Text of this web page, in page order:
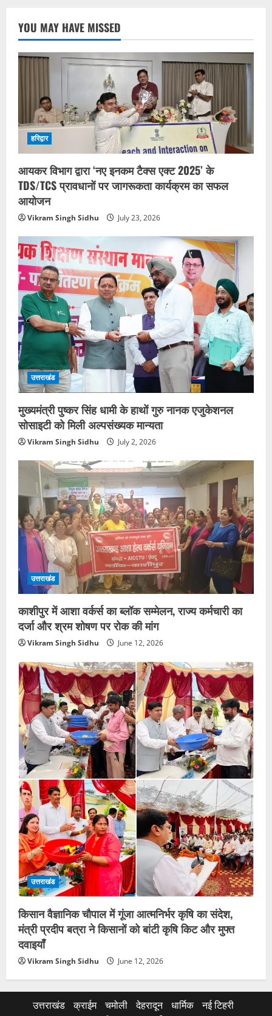
YOU MAY HAVE MISSED
हरिद्वार
आयकर विभाग द्वारा ‘नए इनकम टैक्स एक्ट 2025’ के
TDS/TCS प्रावधानों पर जागरूकता कार्यक्रम का सफल
आयोजन
Vikram Singh Sidhu July 23, 2026
उत्तराखंड
मुख्यमंत्री पुष्कर सिंह धामी के हाथों गुरु नानक एजुकेशनल
सोसाइटी को मिली अल्पसंख्यक मान्यता
Vikram Singh Sidhu July 2, 2026
उत्तराखंड
काशीपुर में आशा वर्कर्स का ब्लॉक सम्मेलन, राज्य कर्मचारी का
दर्जा और श्रम शोषण पर रोक की मांग
Vikram Singh Sidhu June 12, 2026
उत्तराखंड
किसान वैज्ञानिक चौपाल में गूंजा आत्मनिर्भर कृषि का संदेश,
मंत्री प्रदीप बत्रा ने किसानों को बांटी कृषि किट और मुफ्त
दवाइयाँ
Vikram Singh Sidhu June 12, 2026
उत्तराखंड क्राईम चमोली देहरादून धार्मिक
नई टिहरी